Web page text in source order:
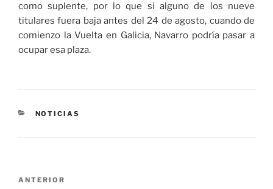
como suplente, por lo que si alguno de los nueve
titulares fuera baja antes del 24 de agosto, cuando de
comienzo la Vuelta en Galicia, Navarro podría pasar a
ocupar esa plaza.
CATEGORÍAS
NOTICIAS
Entrada
ANTERIOR